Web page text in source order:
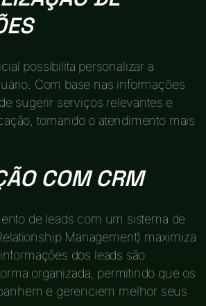
possibilita personalizar a
Com base nas informações
sugerir serviços relevantes e
tornando o atendimento mais
COM CRM
de leads com um sistema de
Management) maximiza
dos leads são
organizada, permitindo que os
e gerenciem melhor seus